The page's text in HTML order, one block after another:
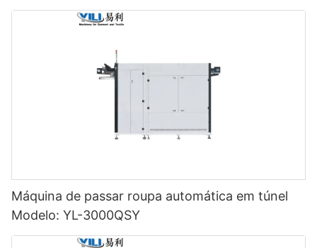
Máquina de passar roupa automática em túnel
Modelo: YL-3000QSY